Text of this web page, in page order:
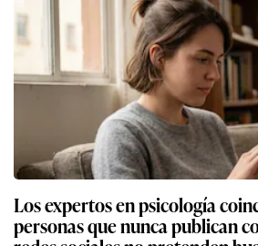
Los expertos en psicología
personas que nunca publican